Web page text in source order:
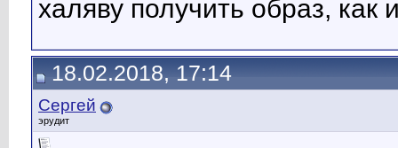
халяву получить образ, как
18.02.2018, 17:14
Сергей
эрудит